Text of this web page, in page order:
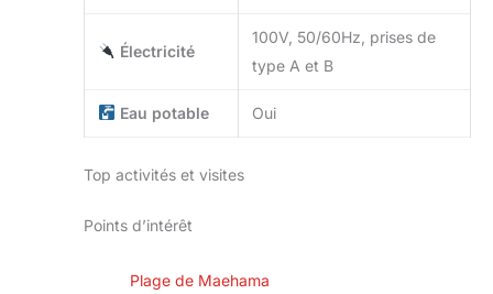
Électricité
100V, 50/60Hz, prises de
type A et B
Eau potable Oui
Top activités et visites
Points d’intérêt
Plage de Maehama